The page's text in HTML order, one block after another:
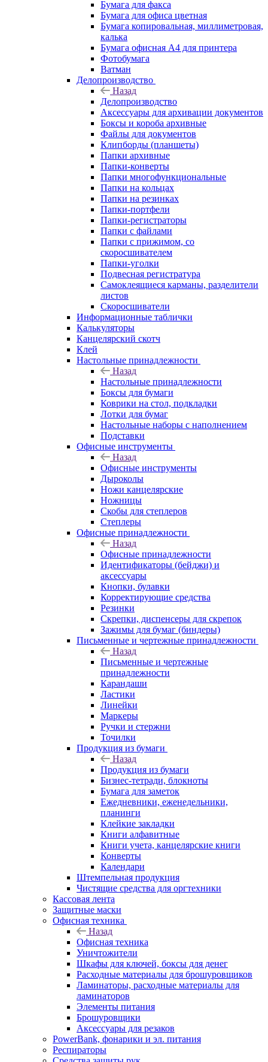
Бумага для факса
Бумага для офиса цветная
Бумага копировальная, миллиметровая,
калька
Бумага офисная А4 для принтера
Фотобумага
Ватман
Делопроизводство
Назад
Делопроизводство
Аксессуары для архивации документов
Боксы и короба архивные
Файлы для документов
Клипборды (планшеты)
Папки архивные
Папки-конверты
Папки многофункциональные
Папки на кольцах
Папки на резинках
Папки-портфели
Папки-регистраторы
Папки с файлами
Папки с прижимом, со
скоросшивателем
Папки-уголки
Подвесная регистратура
Самоклеящиеся карманы, разделители
листов
Скоросшиватели
Информационные таблички
Калькуляторы
Канцелярский скотч
Клей
Настольные принадлежности
Назад
Настольные принадлежности
Боксы для бумаги
Коврики на стол, подкладки
Лотки для бумаг
Настольные наборы с наполнением
Подставки
Офисные инструменты
Назад
Офисные инструменты
Дыроколы
Ножи канцелярские
Ножницы
Скобы для степлеров
Степлеры
Офисные принадлежности
Назад
Офисные принадлежности
Идентификаторы (бейджи) и
аксессуары
Кнопки, булавки
Корректирующие средства
Резинки
Скрепки, диспенсеры для скрепок
Зажимы для бумаг (биндеры)
Письменные и чертежные принадлежности
Назад
Письменные и чертежные
принадлежности
Карандаши
Ластики
Линейки
Маркеры
Ручки и стержни
Точилки
Продукция из бумаги
Назад
Продукция из бумаги
Бизнес-тетради, блокноты
Бумага для заметок
Ежедневники, еженедельники,
планинги
Клейкие закладки
Книги алфавитные
Книги учета, канцелярские книги
Конверты
Календари
Штемпельная продукция
Чистящие средства для оргтехники
Кассовая лента
Защитные маски
Офисная техника
Назад
Офисная техника
Уничтожители
Шкафы для ключей, боксы для денег
Расходные материалы для брошуровщиков
Ламинаторы, расходные материалы для
ламинаторов
Элементы питания
Брошуровщики
Аксессуары для резаков
PowerBank, фонарики и эл. питания
Респираторы